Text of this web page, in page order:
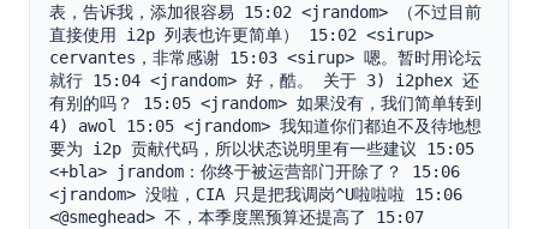
表，告诉我，添加很容易 15:02 <jrandom> （不过目前
直接使用 i2p 列表也许更简单） 15:02 <sirup>
cervantes，非常感谢 15:03 <sirup> 嗯。暂时用论坛
就行 15:04 <jrandom> 好，酷。 关于 3) i2phex 还
有别的吗？ 15:05 <jrandom> 如果没有，我们简单转到
4) awol 15:05 <jrandom> 我知道你们都迫不及待地想
要为 i2p 贡献代码，所以状态说明里有一些建议 15:05
<+bla> jrandom：你终于被运营部门开除了？ 15:06
<jrandom> 没啦，CIA 只是把我调岗^U啦啦啦 15:06
<@smeghead> 不，本季度黑预算还提高了 15:07